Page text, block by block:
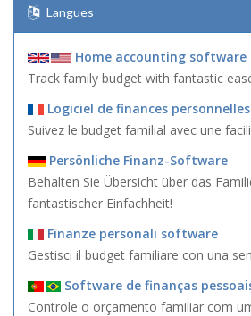
Langues
Home accounting software
Track family budget with fantastic
Logiciel de finances personnelles
Suivez le budget familial avec une
Persönliche Finanz-Software
Behalten Sie Übersicht über das
fantastischer Einfachheit!
Finanze personali software
Gestisci il budget familiare con una
Software de finanças
Controle o orçamento familiar com